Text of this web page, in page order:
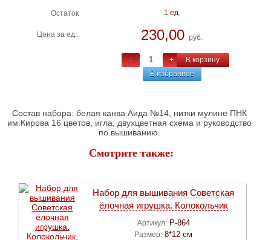
Остаток 1 ед.
Цена за ед.: 230,00 руб.
- +
В корзину
В избранное
Состав набора: белая канва Аида №14, нитки мулине ПНК
им.Кирова 16 цветов, игла, двухцветная схема и руководство
по вышиванию.
Смотрите также:
Набор для вышивания Советская
ёлочная игрушка. Колокольчик
Артикул: Р-864
Размер: 8*12 см